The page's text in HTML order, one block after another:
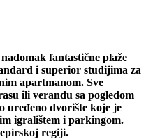
fantastične plaže
i superior studijima za
apartmanom. Sve
ili verandu sa pogledom
uređeno dvorište koje je
igralištem i parkingom.
regiji.